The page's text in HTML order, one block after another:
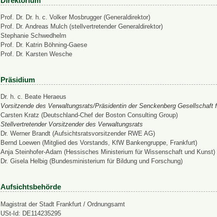
Prof. Dr. Dr. h. c. Volker Mosbrugger (Generaldirektor)
Prof. Dr. Andreas Mulch (stellvertretender Generaldirektor)
Stephanie Schwedhelm
Prof. Dr. Katrin Böhning-Gaese
Prof. Dr. Karsten Wesche
Präsidium
Dr. h. c. Beate Heraeus
Vorsitzende des Verwaltungsrats/Präsidentin der Senckenberg Gesellschaft
Carsten Kratz (Deutschland-Chef der Boston Consulting Group)
Stellvertretender Vorsitzender des Verwaltungsrats
Dr. Werner Brandt (Aufsichtsratsvorsitzender RWE AG)
Bernd Loewen (Mitglied des Vorstands, KfW Bankengruppe, Frankfurt)
Anja Steinhofer-Adam (Hessisches Ministerium für Wissenschaft und Kunst)
Dr. Gisela Helbig (Bundesministerium für Bildung und Forschung)
Aufsichtsbehörde
Magistrat der Stadt Frankfurt / Ordnungsamt
USt-Id: DE114235295